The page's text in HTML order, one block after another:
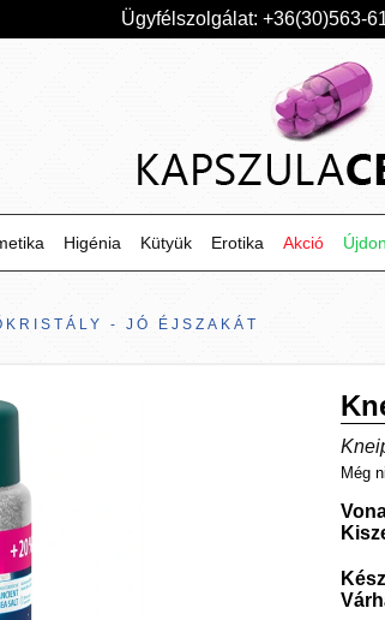
Ügyfélszolgálat: +36(30)563-
Higénia Kütyük Erotika Akció
- JÓ ÉJSZAKÁT
Még